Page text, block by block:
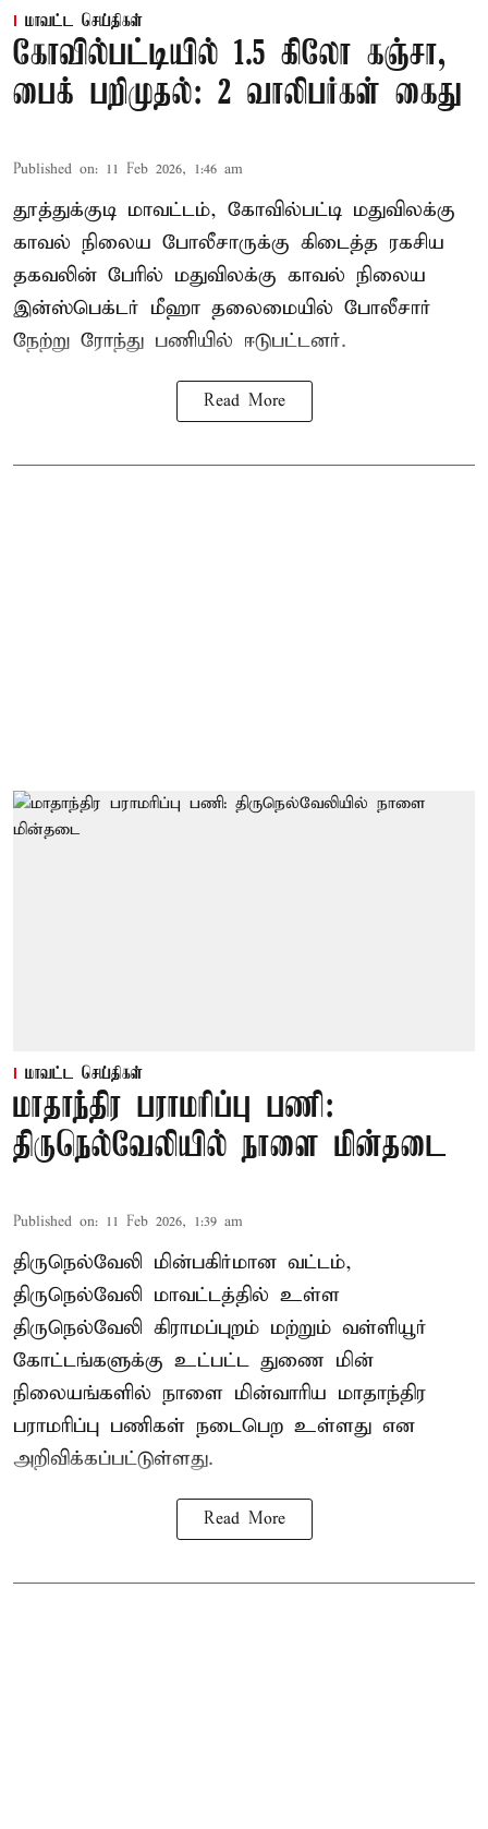
மாவட்ட செய்திகள்
கோவில்பட்டியில் 1.5 கிலோ கஞ்சா,
பைக் பறிமுதல்: 2 வாலிபர்கள் கைது
Published on: 11 Feb 2026, 1:46 am
தூத்துக்குடி மாவட்டம், கோவில்பட்டி மதுவிலக்கு
காவல் நிலைய போலீசாருக்கு கிடைத்த ரகசிய
தகவலின் பேரில் மதுவிலக்கு காவல் நிலைய
இன்ஸ்பெக்டர் மீஹா தலைமையில் போலீசார்
நேற்று ரோந்து பணியில் ஈடுபட்டனர்.
Read More
மாவட்ட செய்திகள்
மாதாந்திர பராமரிப்பு பணி:
திருநெல்வேலியில் நாளை மின்தடை
Published on: 11 Feb 2026, 1:39 am
திருநெல்வேலி மின்பகிர்மான வட்டம்,
திருநெல்வேலி மாவட்டத்தில் உள்ள
திருநெல்வேலி கிராமப்புறம் மற்றும் வள்ளியூர்
கோட்டங்களுக்கு உட்பட்ட துணை மின்
நிலையங்களில் நாளை மின்வாரிய மாதாந்திர
பராமரிப்பு பணிகள் நடைபெற உள்ளது என
அறிவிக்கப்பட்டுள்ளது.
Read More